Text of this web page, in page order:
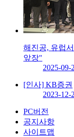
해진공, 유럽
앞장"
2025-09-
[인사] KB증권
2023-12-
PC버전
공지사항
사이트맵